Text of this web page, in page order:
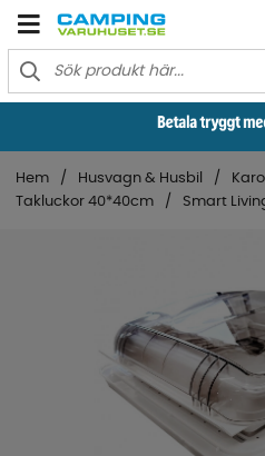
Hem Husvagn & Husbil
Takluckor 40*40cm
Smart